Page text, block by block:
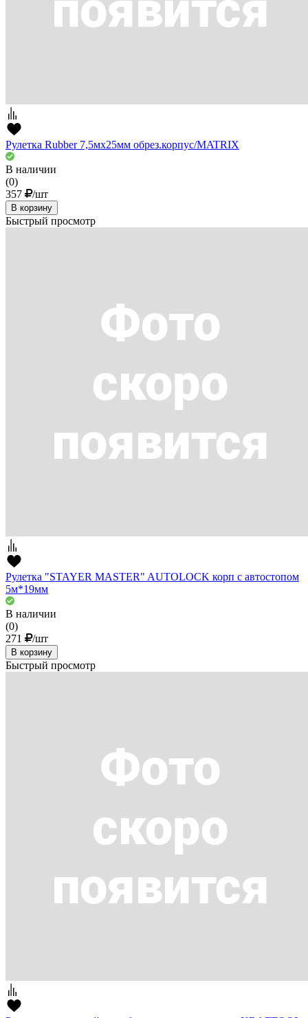
Рулетка Rubber 7,5мх25мм обрез.корпус/MATRIX
В наличии
(0)
357
/шт
В корзину
Быстрый просмотр
Рулетка "STAYER MASTER" AUTOLOCK корп с автостопом
5м*19мм
В наличии
(0)
271
/шт
В корзину
Быстрый просмотр